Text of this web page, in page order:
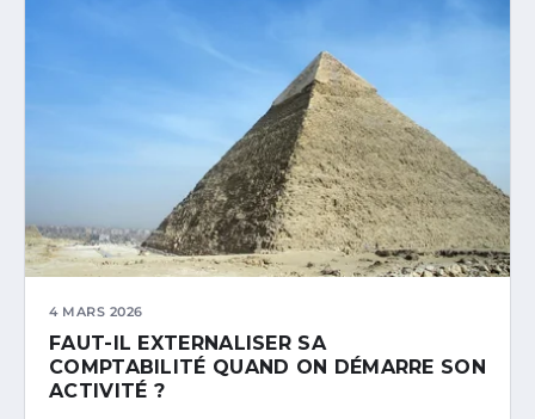
4 MARS 2026
FAUT-IL EXTERNALISER SA
COMPTABILITÉ QUAND ON DÉMARRE SON
ACTIVITÉ ?